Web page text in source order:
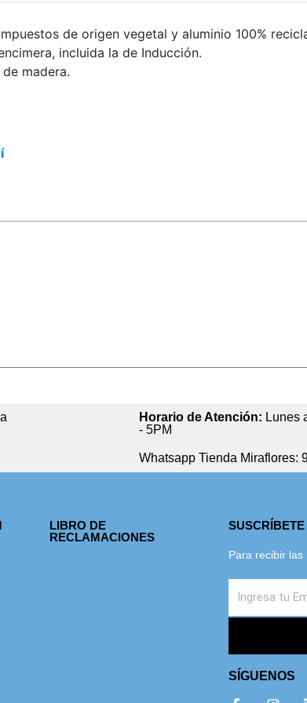
de origen vegetal y aluminio 100%
incluida la de Inducción.
madera.
Horario de Atención: Lunes
- 5PM
Whatsapp Tienda Miraflores:
LIBRO DE
RECLAMACIONES
SUSCRÍBETE
Para recibir
SÍGUENOS